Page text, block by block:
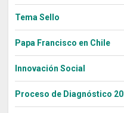
Tema Sello
Papa Francisco en Chile
Innovación Social
Proceso de Diagnóstico